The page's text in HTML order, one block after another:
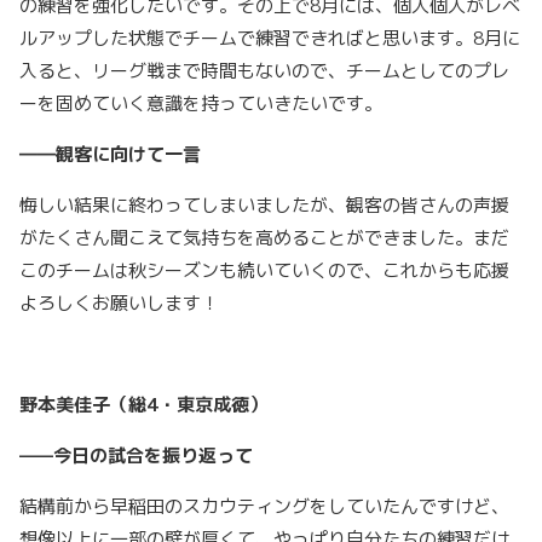
の練習を強化したいです。その上で8月には、個人個人がレベ
ルアップした状態でチームで練習できればと思います。8月に
入ると、リーグ戦まで時間もないので、チームとしてのプレ
ーを固めていく意識を持っていきたいです。
――観客に向けて一言
悔しい結果に終わってしまいましたが、観客の皆さんの声援
がたくさん聞こえて気持ちを高めることができました。まだ
このチームは秋シーズンも続いていくので、これからも応援
よろしくお願いします！
野本美佳子（総4 ・東京成徳）
——今日の試合を振り返って
結構前から早稲田のスカウティングをしていたんですけど、